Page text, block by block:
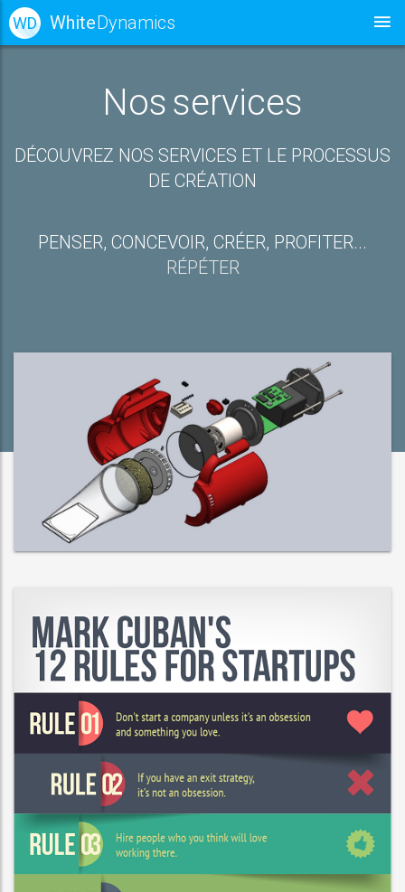
WD WhiteDynamics
Nos services
DÉCOUVREZ NOS SERVICES ET LE PROCESSUS
DE CRÉATION
PENSER, CONCEVOIR, CRÉER, PROFITER...
RÉPÉTER